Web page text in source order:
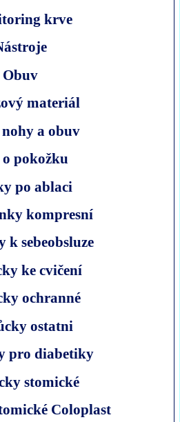
krve
Obuv
materiál
nohy a obuv
o pokožku
po ablaci
kompresní
k sebeobsluze
ke cvičení
ochranné
ostatni
pro diabetiky
stomické
Coloplast